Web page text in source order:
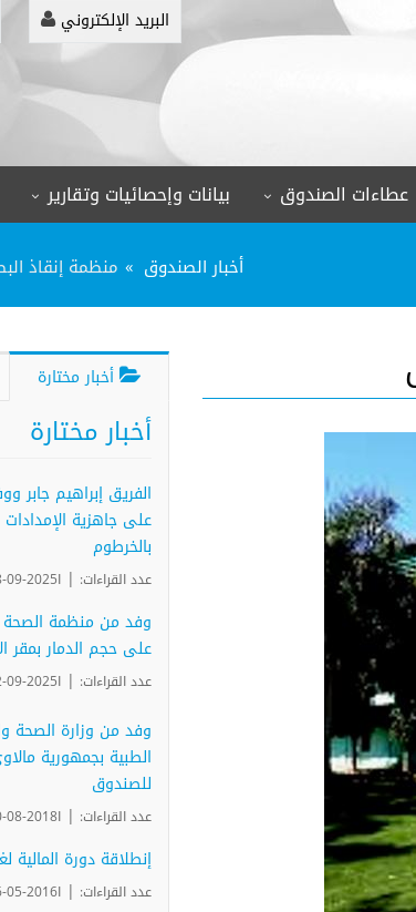
البريد الإلكتروني
عطاءات الصندوق بيانات وإحصائيات وتقارير
أخبار الصندوق منظمة إنقاذ
أخبار مختارة
أخبار مختارة
الفريق إبراهيم جابر
على جاهزية الإمدادات
بالخرطوم
عدد القراءات: | ا2025-09-18 00:00:00
وفد من منظمة الصحة
على حجم الدمار بمقر
عدد القراءات: | ا2025-09-02 00:00:00
وفد من وزارة الصحة
الطبية بجمهورية
للصندوق
عدد القراءات: | ا2018-08-30 00:00:00
إنطلاقة دورة المالية
عدد القراءات: | ا2016-05-16 08:32:31